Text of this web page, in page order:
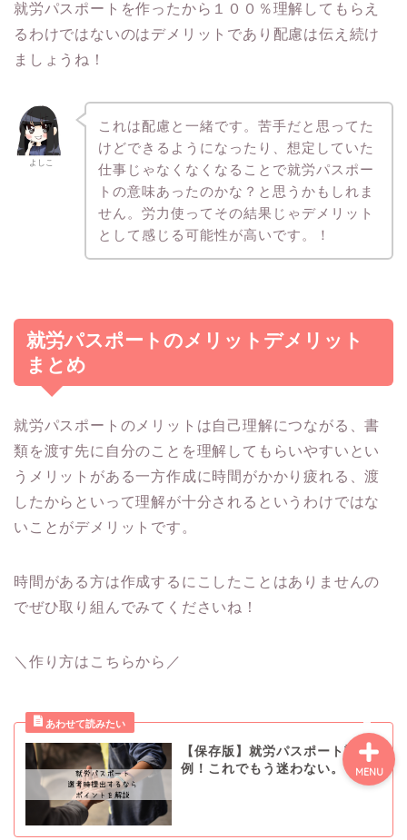
就労パスポートを作ったから１００％理解してもらえ
るわけではないのはデメリットであり配慮は伝え続け
ましょうね！
よしこ
これは配慮と一緒です。苦手だと思ってた
けどできるようになったり、想定していた
仕事じゃなくなくなることで就労パスポー
トの意味あったのかな？と思うかもしれま
せん。労力使ってその結果じゃデメリット
として感じる可能性が高いです。！
就労パスポートのメリットデメリット
まとめ
就労パスポートのメリットは自己理解につながる、書
類を渡す先に自分のことを理解してもらいやすいとい
うメリットがある一方作成に時間がかかり疲れる、渡
したからといって理解が十分されるというわけではな
いことがデメリットです。
時間がある方は作成するにこしたことはありませんの
でぜひ取り組んでみてくださいね！
＼作り方はこちらから／
【保存版】就労パスポート記入
例！これでもう迷わない。
MENU
障害を理解する
障害非開示での就活